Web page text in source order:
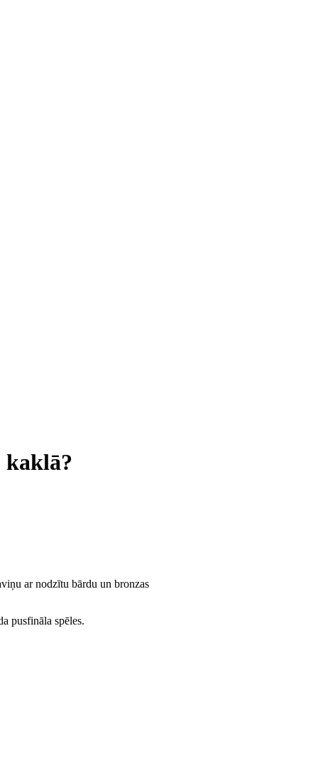
kaklā?
ar nodzītu bārdu un bronzas
pusfināla spēles.